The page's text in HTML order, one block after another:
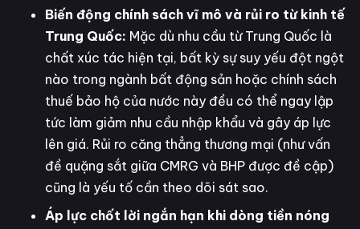
Biến động chính sách vĩ mô và rủi ro từ kinh tế
Trung Quốc: Mặc dù nhu cầu từ Trung Quốc là
chất xúc tác hiện tại, bất kỳ sự suy yếu đột ngột
nào trong ngành bất động sản hoặc chính sách
thuế bảo hộ của nước này đều có thể ngay lập
tức làm giảm nhu cầu nhập khẩu và gây áp lực
lên giá. Rủi ro căng thẳng thương mại (như vấn
đề quặng sắt giữa CMRG và BHP được đề cập)
cũng là yếu tố cần theo dõi sát sao.
Áp lực chốt lời ngắn hạn khi dòng tiền nóng